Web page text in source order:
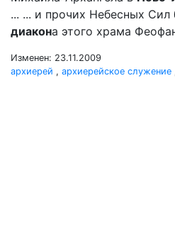
... ... и прочих Небесных Сил
диакона этого храма
Изменен: 23.11.2009
архиерей , архиерейское служение